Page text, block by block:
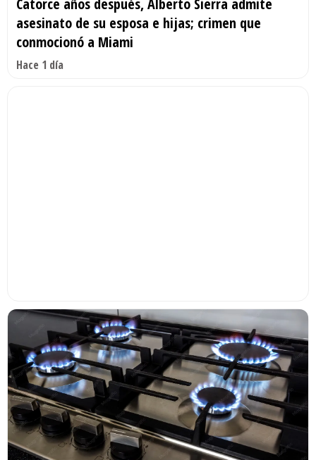
asesinato de su esposa e hijas; crimen que
conmocionó a Miami
Hace 1 día